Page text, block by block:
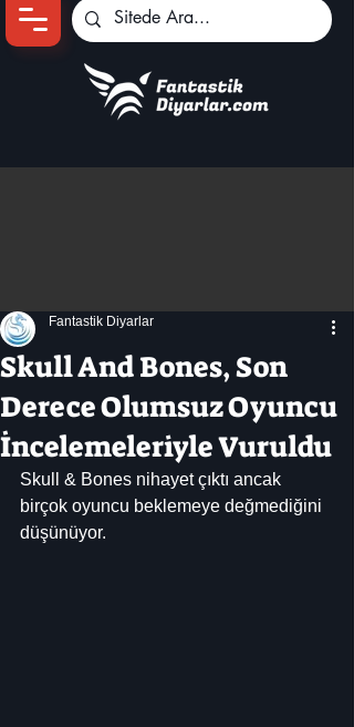
Black Desert
Dizi-Film Haberleri
Skull And Bones, Son
Derece Olumsuz Oyuncu
İncelemeleriyle Vuruldu
Fantastik Diyarlar
Skull & Bones nihayet çıktı ancak
birçok oyuncu beklemeye değmediğini
düşünüyor.